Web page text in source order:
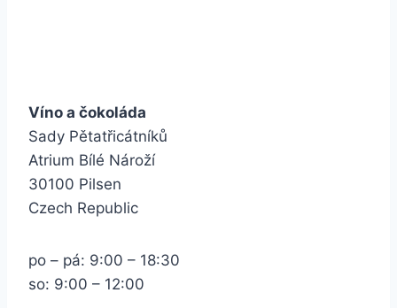
Víno a čokoláda
Sady Pětatřicátníků
Atrium Bílé Nároží
30100 Pilsen
Czech Republic
po – pá: 9:00 – 18:30
so: 9:00 – 12:00